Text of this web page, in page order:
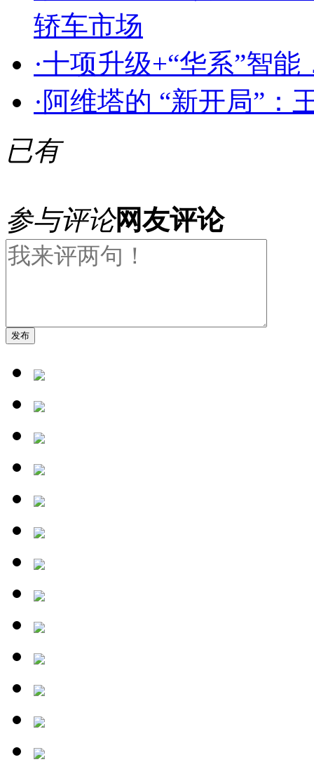
轿车市场
·十项升级+“华系”智
·阿维塔的 “新开局”：
已有
参与评论网友评论